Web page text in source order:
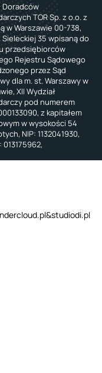
Doradców
TOR Sp. z o.o. z
w Warszawie 00-738,
Sieleckiej 35 wpisaną do
przedsiębiorców
Rejestru Sądowego
przez Sąd
dla m. st. Warszawy w
XII Wydział
pod numerem
z kapitałem
w wysokości 54
NIP: 1132041930,
013175962,
studiodi.pl
&